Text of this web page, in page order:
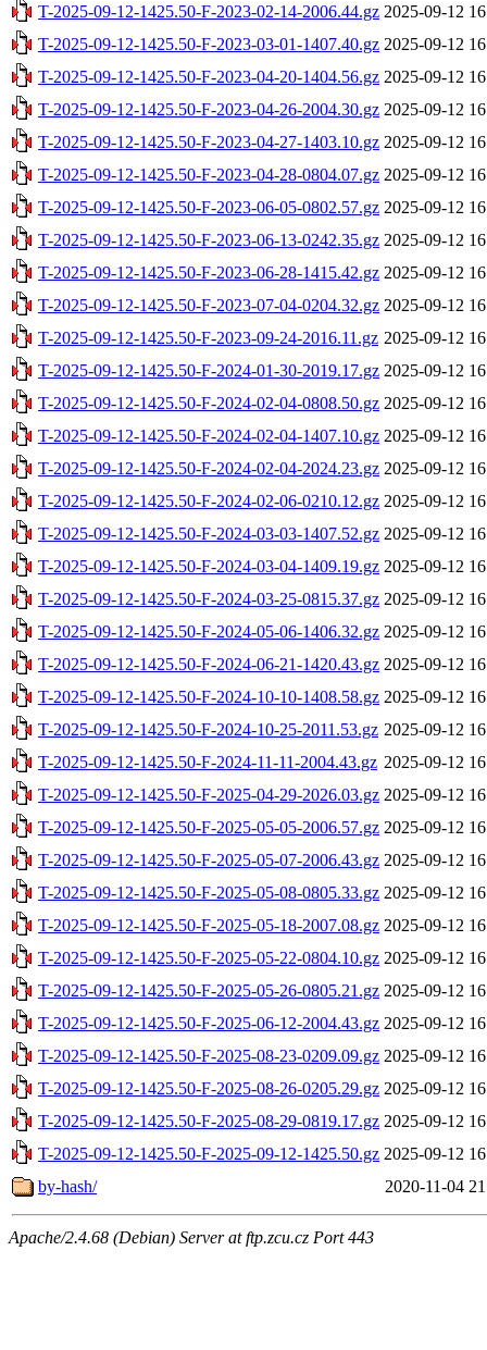
T-2025-09-12-1425.50-F-2023-02-14-2006.44.gz 2025-09-12
T-2025-09-12-1425.50-F-2023-03-01-1407.40.gz 2025-09-12
T-2025-09-12-1425.50-F-2023-04-20-1404.56.gz 2025-09-12
T-2025-09-12-1425.50-F-2023-04-26-2004.30.gz 2025-09-12
T-2025-09-12-1425.50-F-2023-04-27-1403.10.gz 2025-09-12
T-2025-09-12-1425.50-F-2023-04-28-0804.07.gz 2025-09-12
T-2025-09-12-1425.50-F-2023-06-05-0802.57.gz 2025-09-12
T-2025-09-12-1425.50-F-2023-06-13-0242.35.gz 2025-09-12
T-2025-09-12-1425.50-F-2023-06-28-1415.42.gz 2025-09-12
T-2025-09-12-1425.50-F-2023-07-04-0204.32.gz 2025-09-12
T-2025-09-12-1425.50-F-2023-09-24-2016.11.gz 2025-09-12
T-2025-09-12-1425.50-F-2024-01-30-2019.17.gz 2025-09-12
T-2025-09-12-1425.50-F-2024-02-04-0808.50.gz 2025-09-12
T-2025-09-12-1425.50-F-2024-02-04-1407.10.gz 2025-09-12
T-2025-09-12-1425.50-F-2024-02-04-2024.23.gz 2025-09-12
T-2025-09-12-1425.50-F-2024-02-06-0210.12.gz 2025-09-12
T-2025-09-12-1425.50-F-2024-03-03-1407.52.gz 2025-09-12
T-2025-09-12-1425.50-F-2024-03-04-1409.19.gz 2025-09-12
T-2025-09-12-1425.50-F-2024-03-25-0815.37.gz 2025-09-12
T-2025-09-12-1425.50-F-2024-05-06-1406.32.gz 2025-09-12
T-2025-09-12-1425.50-F-2024-06-21-1420.43.gz 2025-09-12
T-2025-09-12-1425.50-F-2024-10-10-1408.58.gz 2025-09-12
T-2025-09-12-1425.50-F-2024-10-25-2011.53.gz 2025-09-12
T-2025-09-12-1425.50-F-2024-11-11-2004.43.gz 2025-09-12
T-2025-09-12-1425.50-F-2025-04-29-2026.03.gz 2025-09-12
T-2025-09-12-1425.50-F-2025-05-05-2006.57.gz 2025-09-12
T-2025-09-12-1425.50-F-2025-05-07-2006.43.gz 2025-09-12
T-2025-09-12-1425.50-F-2025-05-08-0805.33.gz 2025-09-12
T-2025-09-12-1425.50-F-2025-05-18-2007.08.gz 2025-09-12
T-2025-09-12-1425.50-F-2025-05-22-0804.10.gz 2025-09-12
T-2025-09-12-1425.50-F-2025-05-26-0805.21.gz 2025-09-12
T-2025-09-12-1425.50-F-2025-06-12-2004.43.gz 2025-09-12
T-2025-09-12-1425.50-F-2025-08-23-0209.09.gz 2025-09-12
T-2025-09-12-1425.50-F-2025-08-26-0205.29.gz 2025-09-12
T-2025-09-12-1425.50-F-2025-08-29-0819.17.gz 2025-09-12
T-2025-09-12-1425.50-F-2025-09-12-1425.50.gz 2025-09-12
by-hash/
2020-11-04
Apache/2.4.68 (Debian) Server at ftp.zcu.cz Port 443